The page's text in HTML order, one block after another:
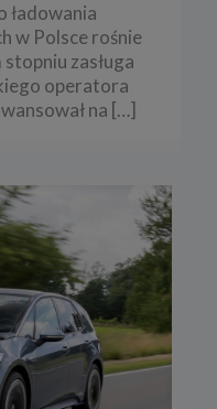
ładowania
w Polsce rośnie
zasługa
operatora
na […]